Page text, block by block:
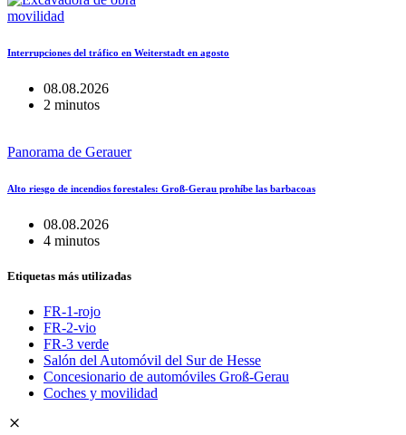
movilidad
Interrupciones del tráfico en Weiterstadt en agosto
08.08.2026
2 minutos
Panorama de Gerauer
Alto riesgo de incendios forestales: Groß-Gerau prohíbe las barbacoas
08.08.2026
4 minutos
Etiquetas más utilizadas
FR-1-rojo
FR-2-vio
FR-3 verde
Salón del Automóvil del Sur de Hesse
Concesionario de automóviles Groß-Gerau
Coches y movilidad